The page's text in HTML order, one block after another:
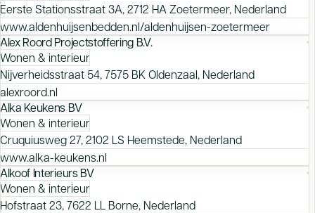
Eerste Stationsstraat 3A, 2712 HA Zoetermeer, Nederland
www.aldenhuijsenbedden.nl/aldenhuijsen-zoetermeer
Alex Roord Projectstoffering B.V.
Wonen & interieur
Nijverheidsstraat 54, 7575 BK Oldenzaal, Nederland
alexroord.nl
Alka Keukens BV
Wonen & interieur
Cruquiusweg 27, 2102 LS Heemstede, Nederland
www.alka-keukens.nl
Alkoof Interieurs BV
Wonen & interieur
Hofstraat 23, 7622 LL Borne, Nederland